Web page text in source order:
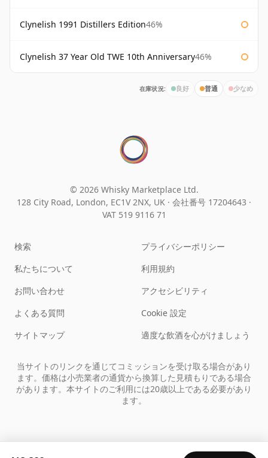
Clynelish 1991 Distillers Edition46%
Clynelish 37 Year Old TWE 10th Anniversary46%
在庫状況: 良好 普通 少なめ
© 2026 Whisky Marketplace Ltd.
128 City Road, London, EC1V 2NX, UK · 会社番号 17204643 ·
VAT 519 9116 71
検索
私たちについて
お問い合わせ
よくある質問
サイトマップ
プライバシーポリシー
利用規約
アクセシビリティ
Cookie 設定
適度な飲酒を心がけましょう
当サイトのリンクを通じてコミッションを受け取る場合があり
ます。価格は小売業者の通貨から換算した見積もりである場合
があります。本サイトのご利用には20歳以上である必要があり
ます。